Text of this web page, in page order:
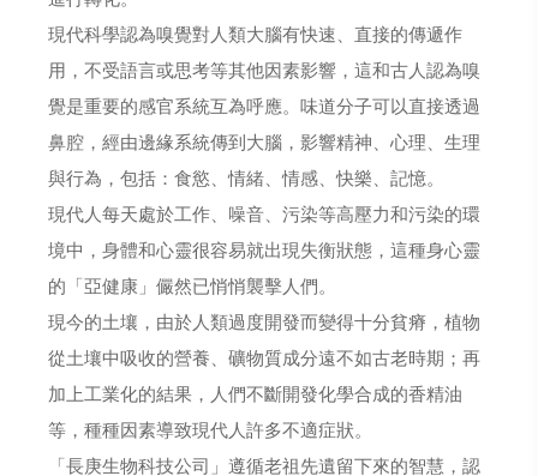
現代科學認為嗅覺對人類大腦有快速、直接的傳遞作
用，不受語言或思考等其他因素影響，這和古人認為嗅
覺是重要的感官系統互為呼應。味道分子可以直接透過
鼻腔，經由邊緣系統傳到大腦，影響精神、心理、生理
與行為，包括：食慾、情緒、情感、快樂、記憶。
現代人每天處於工作、噪音、污染等高壓力和污染的環
境中，身體和心靈很容易就出現失衡狀態，這種身心靈
的「亞健康」儼然已悄悄襲擊人們。
現今的土壤，由於人類過度開發而變得十分貧瘠，植物
從土壤中吸收的營養、礦物質成分遠不如古老時期；再
加上工業化的結果，人們不斷開發化學合成的香精油
等，種種因素導致現代人許多不適症狀。
「長庚生物科技公司」遵循老祖先遺留下來的智慧，認